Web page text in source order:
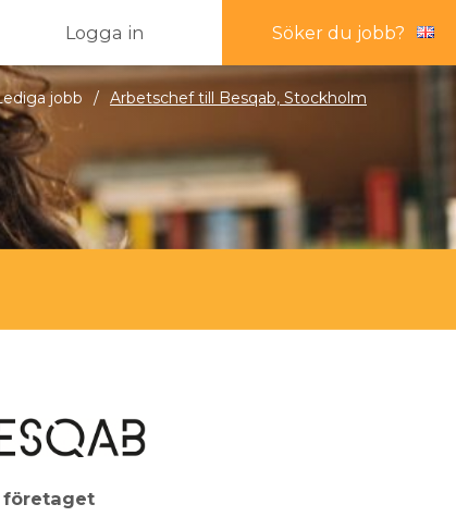
Logga in Söker du jobb?
jobb / Arbetschef till Besqab, Stockholm
företaget